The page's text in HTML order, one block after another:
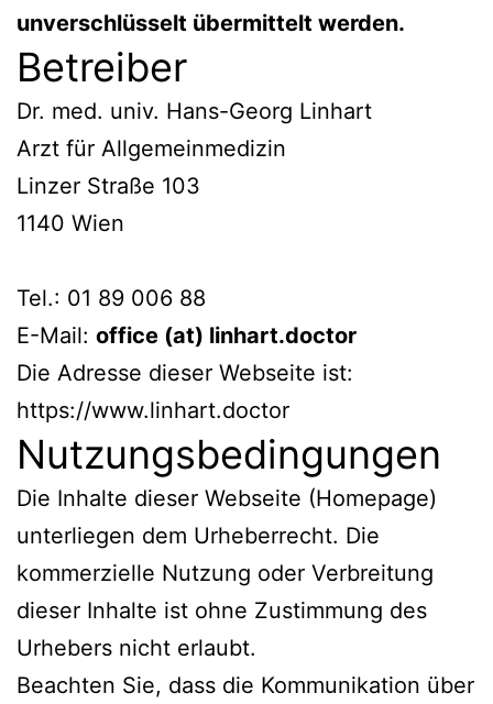
unverschlüsselt übermittelt werden.
Betreiber
Dr. med. univ. Hans-Georg Linhart
Arzt für Allgemeinmedizin
Linzer Straße 103
1140 Wien
Tel.: 01 89 006 88
E-Mail: office (at) linhart.doctor
Die Adresse dieser Webseite ist:
https://www.linhart.doctor
Nutzungsbedingungen
Die Inhalte dieser Webseite (Homepage)
unterliegen dem Urheberrecht. Die
kommerzielle Nutzung oder Verbreitung
dieser Inhalte ist ohne Zustimmung des
Urhebers nicht erlaubt.
Beachten Sie, dass die Kommunikation über